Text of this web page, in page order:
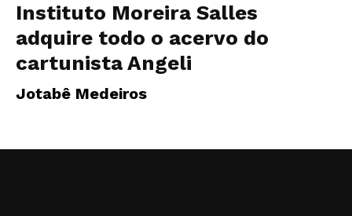
Instituto Moreira Salles
adquire todo o acervo do
cartunista Angeli
Jotabê Medeiros